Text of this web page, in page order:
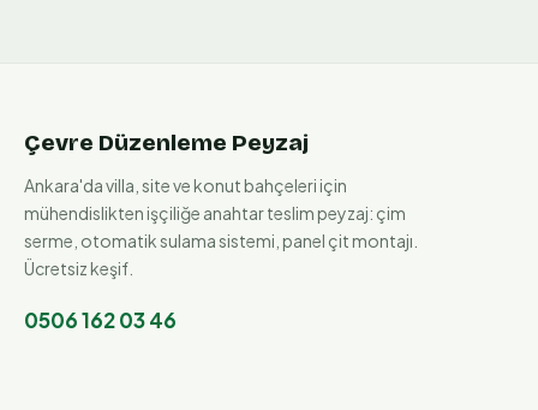
Çevre Düzenleme Peyzaj
Ankara'da villa, site ve konut bahçeleri için
mühendislikten işçiliğe anahtar teslim peyzaj: çim
serme, otomatik sulama sistemi, panel çit montajı.
Ücretsiz keşif.
0506 162 03 46